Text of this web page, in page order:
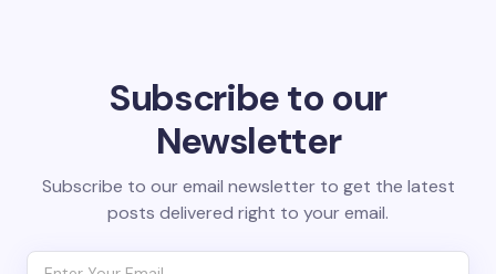
Subscribe to our
Newsletter
Subscribe to our email newsletter to get the latest
posts delivered right to your email.